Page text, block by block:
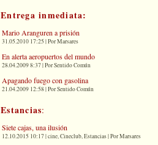
Entrega inmediata:
Mario Aranguren a prisión
31.05.2010 17:25 | Por Marsares
En alerta aeropuertos del mundo
28.04.2009 8:37 | Por Sentido Común
Apagando fuego con gasolina
21.04.2009 12:58 | Por Sentido Común
Estancias:
Siete cajas, una ilusión
12.10.2015 10:17 | cine, Cineclub, Estancias | Por Marsares